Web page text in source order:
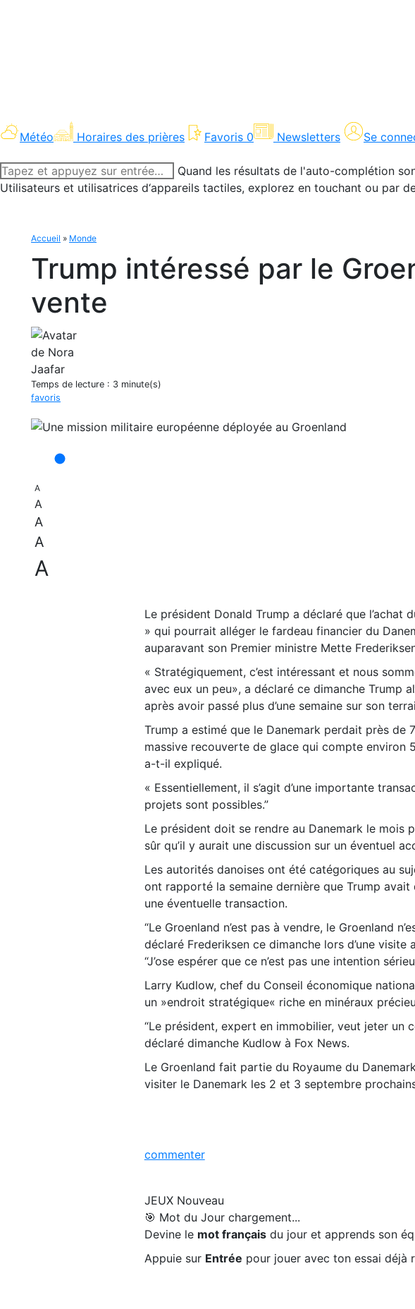
Météo Horaires des prières Favoris 0 Newsletters Se
Recherche
:
Quand les résultats de l'auto-complétion
Utilisateurs et utilisatrices d‘appareils tactiles, explorez en touchant ou par
Accueil » Monde
Trump intéressé par le
vente
Temps de lecture : 3 minute(s)
favoris
A
A
A
A
A
Le président Donald Trump a déclaré que
» qui pourrait alléger le fardeau financier du
auparavant son Premier ministre Mette
« Stratégiquement, c’est intéressant et nous
avec eux un peu», a déclaré ce dimanche Trump
après avoir passé plus d’une semaine sur son
Trump a estimé que le Danemark perdait près
massive recouverte de glace qui compte environ
a-t-il expliqué.
« Essentiellement, il s’agit d’une importante
projets sont possibles.”
Le président doit se rendre au Danemark le mois
sûr qu’il y aurait une discussion sur un éventuel
Les autorités danoises ont été catégoriques au
ont rapporté la semaine dernière que Trump avait
une éventuelle transaction.
“Le Groenland n’est pas à vendre, le Groenland
déclaré Frederiksen ce dimanche lors d’une
“J’ose espérer que ce n’est pas une intention
Larry Kudlow, chef du Conseil économique
un »endroit stratégique« riche en minéraux
“Le président, expert en immobilier, veut jeter un
déclaré dimanche Kudlow à Fox News.
Le Groenland fait partie du Royaume du
visiter le Danemark les 2 et 3 septembre
commenter
JEUX Nouveau
🎯 Mot du Jour chargement...
Devine le mot françaisdu jour et apprends son
Appuie sur Entrée pour jouer avec ton essai déjà